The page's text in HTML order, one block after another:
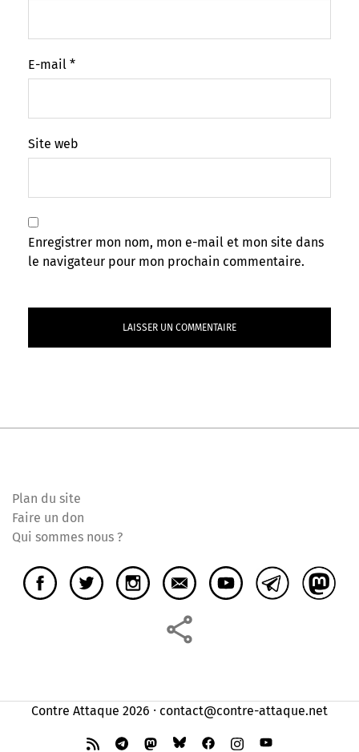
E-mail *
Site web
Enregistrer mon nom, mon e-mail et mon site dans
le navigateur pour mon prochain commentaire.
Plan du site
Faire un don
Qui sommes nous ?
Contre Attaque 2026 ⸱ contact@contre-attaque.net